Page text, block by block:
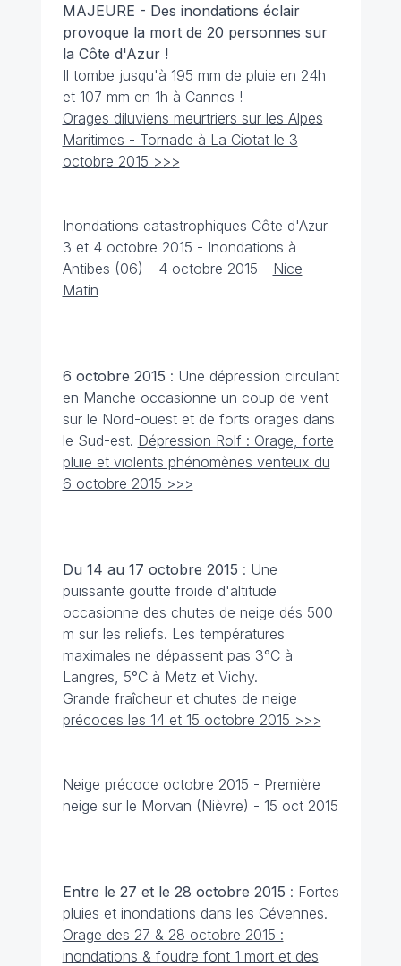
MAJEURE - Des inondations éclair
provoque la mort de 20 personnes sur
la Côte d'Azur !
Il tombe jusqu'à 195 mm de pluie en 24h
et 107 mm en 1h à Cannes !
Orages diluviens meurtriers sur les Alpes
Maritimes - Tornade à La Ciotat le 3
octobre 2015 >>>
Inondations catastrophiques Côte d'Azur
3 et 4 octobre 2015 - Inondations à
Antibes (06) - 4 octobre 2015 - Nice
Matin
6 octobre 2015 : Une dépression circulant
en Manche occasionne un coup de vent
sur le Nord-ouest et de forts orages dans
le Sud-est. Dépression Rolf : Orage, forte
pluie et violents phénomènes venteux du
6 octobre 2015 >>>
Du 14 au 17 octobre 2015 : Une
puissante goutte froide d'altitude
occasionne des chutes de neige dés 500
m sur les reliefs. Les températures
maximales ne dépassent pas 3°C à
Langres, 5°C à Metz et Vichy.
Grande fraîcheur et chutes de neige
précoces les 14 et 15 octobre 2015 >>>
Neige précoce octobre 2015 - Première
neige sur le Morvan (Nièvre) - 15 oct 2015
Entre le 27 et le 28 octobre 2015 : Fortes
pluies et inondations dans les Cévennes.
Orage des 27 & 28 octobre 2015 :
inondations & foudre font 1 mort et des